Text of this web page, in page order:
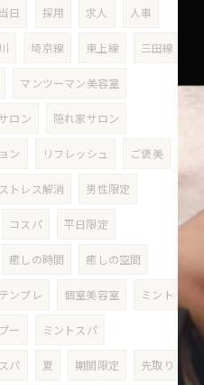
当日 採用 求人 人事
埼京線 東上線 三田線
マンツーマン美容室
ロン 隠れ家サロン
ン リフレッシュ ご褒美
ストレス解消 男性限定
コスパ 平日限定
癒しの時間 癒しの空間
テンプレ 個室美容室 ミント
ー ミントスパ
パ 夏 期間限定 先取り